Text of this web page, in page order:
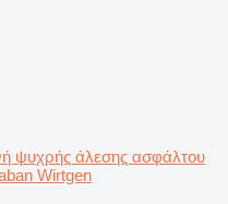
ψυχρής άλεσης ασφάλτου
Wirtgen